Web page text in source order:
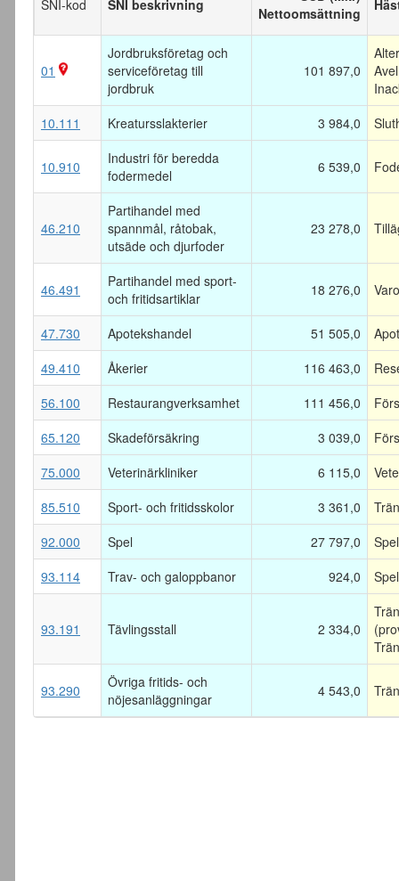
SNI-kod SNI beskrivning
Nettoomsättning
01
Jordbruksföretag och
serviceföretag till
jordbruk
101 897,0
10.111
Kreatursslakterier 3 984,0
10.910
Industri för beredda
fodermedel
6 539,0
46.210
Partihandel med
spannmål, råtobak,
utsäde och djurfoder
23 278,0
46.491
Partihandel med sport-
och fritidsartiklar
18 276,0
47.730 Apotekshandel 51 505,0
49.410
Åkerier 116 463,0
56.100
Restaurangverksamhet 111 456,0
65.120
Skadeförsäkring 3 039,0
75.000
Veterinärkliniker 6 115,0
85.510
Sport- och fritidsskolor 3 361,0
92.000
Spel 27 797,0
Spel
93.114
Trav- och galoppbanor 924,0
93.191 Tävlingsstall 2 334,0
93.290
Övriga fritids- och
nöjesanläggningar
4 543,0